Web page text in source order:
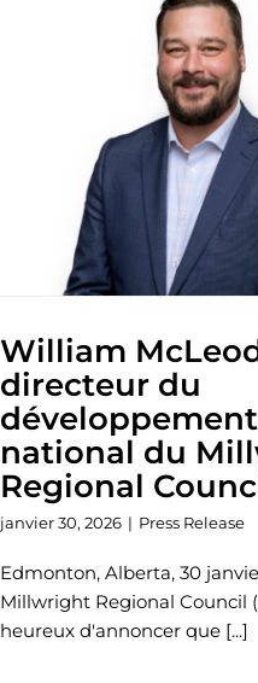
William
directeur du
développement
national du
Regional
janvier 30, 2026 | Press Release
Edmonton, Alberta, 30
Millwright Regional Council
heureux d'annoncer que [...]